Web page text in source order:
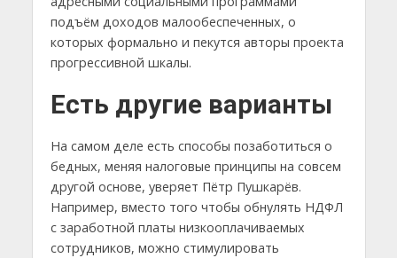
подъём доходов малообеспеченных, о
которых формально и пекутся авторы проекта
прогрессивной шкалы.
Есть другие варианты
На самом деле есть способы позаботиться о
бедных, меняя налоговые принципы на совсем
другой основе, уверяет Пётр Пушкарёв.
Например, вместо того чтобы обнулять НДФЛ
с заработной платы низкооплачиваемых
сотрудников, можно стимулировать